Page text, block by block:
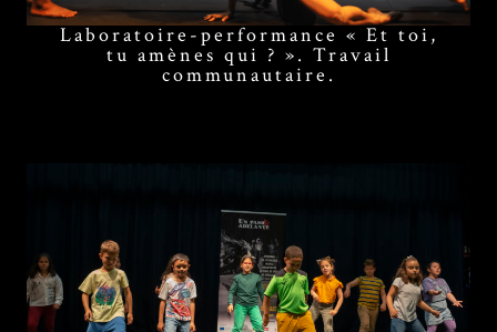
Laboratoire-performance « Et toi,
tu amènes qui ? ». Travail
communautaire.